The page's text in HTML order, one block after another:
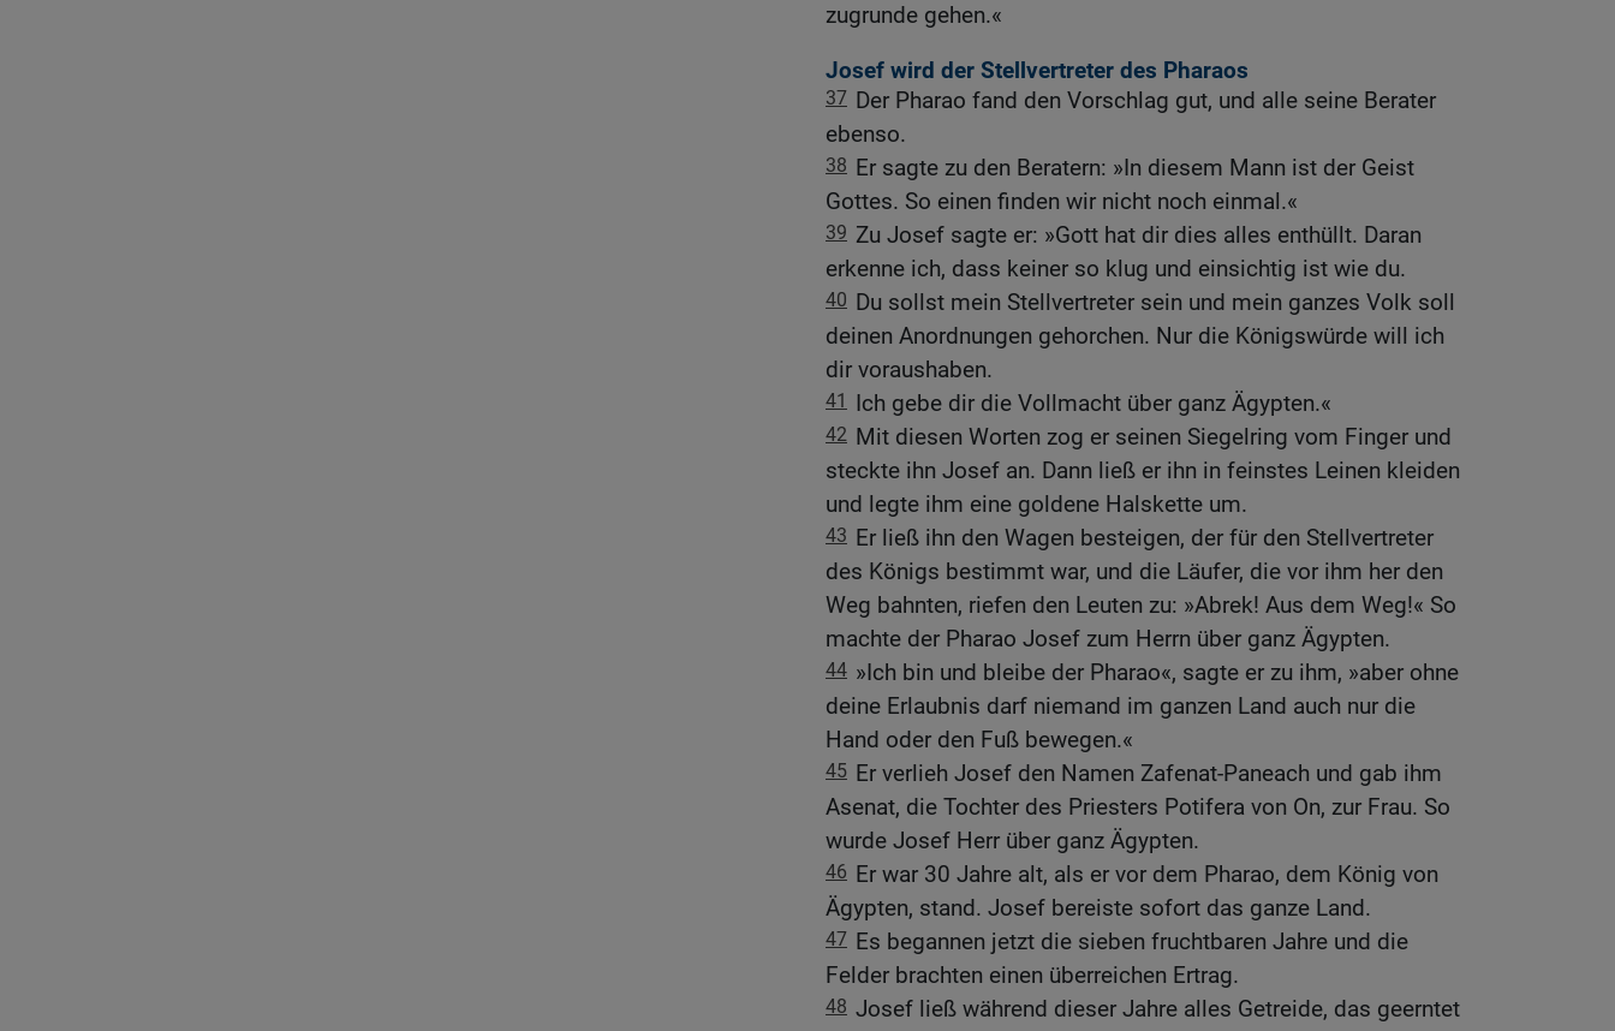
zugrunde gehen.«
Josef wird der Stellvertreter des Pharaos
37 Der Pharao fand den Vorschlag gut, und alle seine Berater
ebenso.
38 Er sagte zu den Beratern: »In diesem Mann ist der Geist
Gottes. So einen finden wir nicht noch einmal.«
39 Zu Josef sagte er: »Gott hat dir dies alles enthüllt. Daran
erkenne ich, dass keiner so klug und einsichtig ist wie du.
40 Du sollst mein Stellvertreter sein und mein ganzes Volk soll
deinen Anordnungen gehorchen. Nur die Königswürde will ich
dir voraushaben.
41 Ich gebe dir die Vollmacht über ganz Ägypten.«
42 Mit diesen Worten zog er seinen Siegelring vom Finger und
steckte ihn Josef an. Dann ließ er ihn in feinstes Leinen kleiden
und legte ihm eine goldene Halskette um.
43 Er ließ ihn den Wagen besteigen, der für den Stellvertreter
des Königs bestimmt war, und die Läufer, die vor ihm her den
Weg bahnten, riefen den Leuten zu: »Abrek! Aus dem Weg!« So
machte der Pharao Josef zum Herrn über ganz Ägypten.
44 »Ich bin und bleibe der Pharao«, sagte er zu ihm, »aber ohne
deine Erlaubnis darf niemand im ganzen Land auch nur die
Hand oder den Fuß bewegen.«
45 Er verlieh Josef den Namen Zafenat-Paneach und gab ihm
Asenat, die Tochter des Priesters Potifera von On, zur Frau. So
wurde Josef Herr über ganz Ägypten.
46 Er war 30 Jahre alt, als er vor dem Pharao, dem König von
Ägypten, stand. Josef bereiste sofort das ganze Land.
47 Es begannen jetzt die sieben fruchtbaren Jahre und die
Felder brachten einen überreichen Ertrag.
48 Josef ließ während dieser Jahre alles Getreide, das geerntet